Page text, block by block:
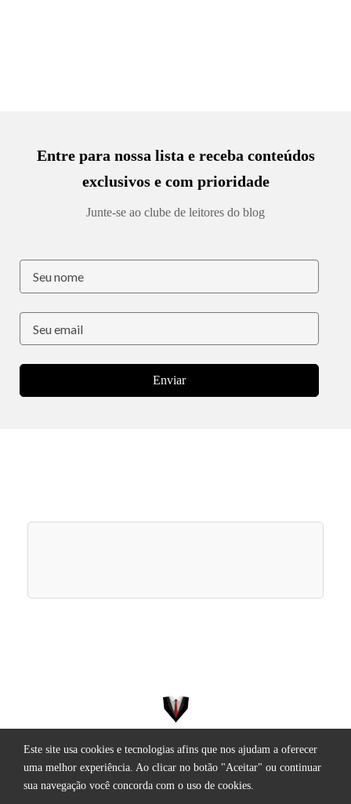
Este site usa cookies e tecnologias afins que nos ajudam a oferecer
uma melhor experiência. Ao clicar no botão "Aceitar" ou continuar
sua navegação você concorda com o uso de cookies.
Entre para nossa lista e receba conteúdos
exclusivos e com prioridade
Junte-se ao clube de leitores do blog
Enviar
Todos os direitos reservados.